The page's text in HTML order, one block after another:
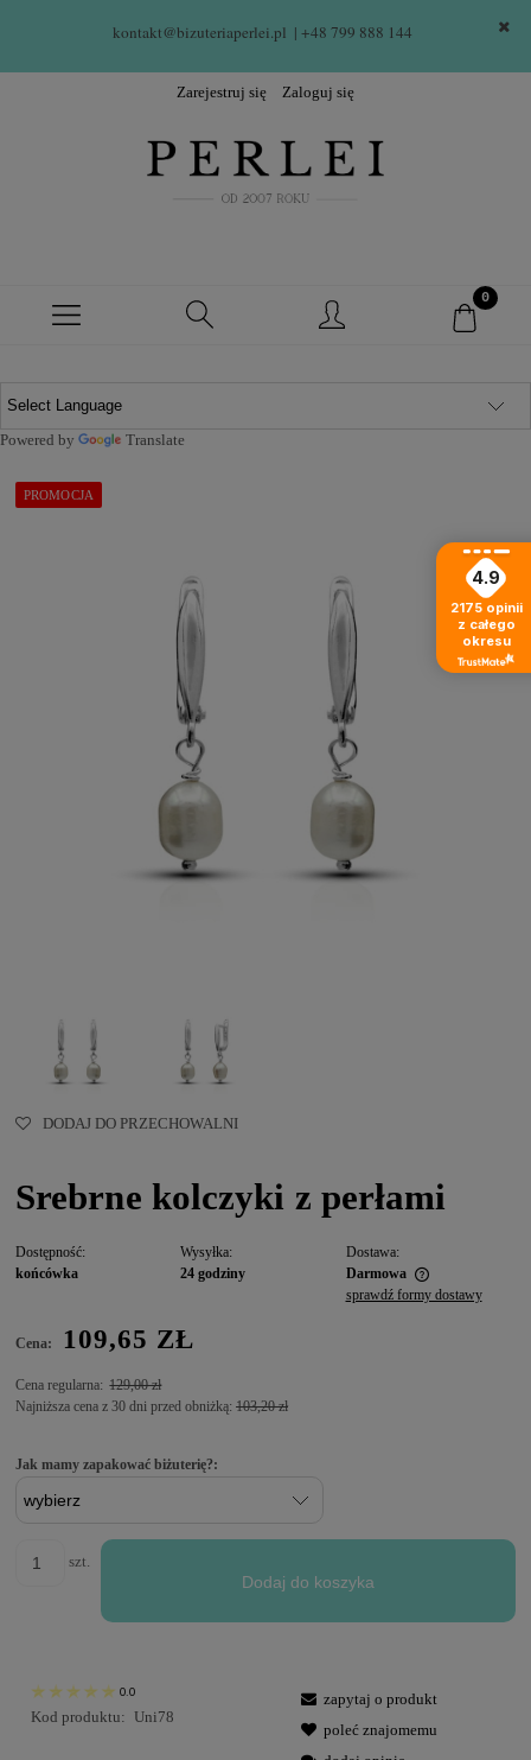
kontakt@bizuteriaperlei.pl | +48 799 888 144
Zarejestruj się Zaloguj się
Powered by Translate
PROMOCJA
DODAJ DO PRZECHOWALNI
Srebrne kolczyki z perłami
Dostępność:
końcówka
Wysyłka:
24 godziny
Dostawa:
Darmowa
sprawdź formy dostawy
Cena: 109,65 ZŁ
Cena regularna: 129,00 zł
Najniższa cena z 30 dni przed obniżką: 103,20 zł
Jak mamy zapakować biżuterię?:
szt.
Dodaj do koszyka
0.0
Kod produktu: Uni78
zapytaj o produkt
poleć znajomemu
4.9
2175 opinii
z całego
okresu